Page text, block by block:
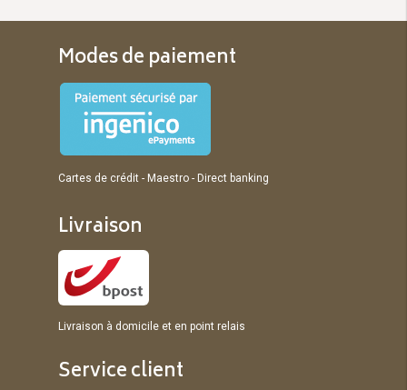
Modes de paiement
Cartes de crédit - Maestro - Direct banking
Livraison
Livraison à domicile et en point relais
Service client